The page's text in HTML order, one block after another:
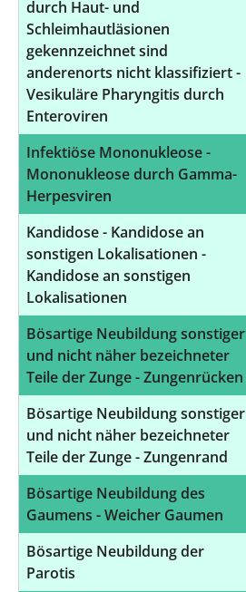
durch Haut- und
Schleimhautläsionen
gekennzeichnet sind
anderenorts nicht klassifiziert -
Vesikuläre Pharyngitis durch
Enteroviren
Infektiöse Mononukleose -
Mononukleose durch Gamma-
Herpesviren
Kandidose - Kandidose an
sonstigen Lokalisationen -
Kandidose an sonstigen
Lokalisationen
Bösartige Neubildung sonstiger
und nicht näher bezeichneter
Teile der Zunge - Zungenrücken
Bösartige Neubildung sonstiger
und nicht näher bezeichneter
Teile der Zunge - Zungenrand
Bösartige Neubildung des
Gaumens - Weicher Gaumen
Bösartige Neubildung der
Parotis